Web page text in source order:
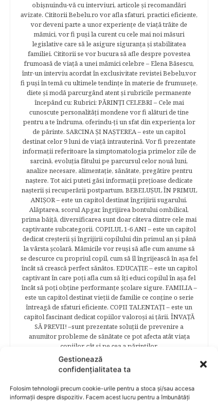
Gestionează
confidențialitatea ta
Folosim tehnologii precum cookie-urile pentru a stoca și/sau accesa
informații despre dispozitiv. Facem acest lucru pentru a îmbunătăți
obişnuindu-vă cu interviuri, articole şi recomandări
avizate. Cititorii Bebelu.ro vor afla sfaturi, practici eficiente,
vor deveni parte a unor experienţe de viaţă trăite de
mămici, vor fi puşi la curent cu cele mai noi măsuri
legislative care să le asigure siguranţa şi stabilitatea
familiei. Cititorii se vor bucura să afle despre povestea
frumoasă de viață a unei mămici celebre – Elena Băsescu,
într-un interviu acordat în exclusivitate revistei Bebelu,vor
fi puşi în temă cu ultimele tendinţe în materie de frumuseţe,
diete şi modă parcurgând atent şi rubricile permanente
începând cu: Rubrici: PĂRINŢI CELEBRI – Cele mai
cunoscute personalităţi mondene vor fi alături de tine
pentru a te îndruma, oferindu-ţi un sfat din experienţa lor
de părinte. SARCINA ŞI NAŞTEREA – este un capitol
destinat celor 9 luni de viaţă intrauterină. Vor fi prezentate
informaţii referitoare la simptomatologia primelor zile de
sarcină, evoluţia fătului pe parcursul celor nouă luni,
analize necesare, alimentaţie, sănătate, pregătire pentru
naştere. Tot aici puteti găsi informaţii preţioase dedicate
naşterii şi recuperării postpartum. BEBELUŞUL ÎN PRIMUL
ANIŞOR – este un capitol destinat îngrijirii sugarului.
Alăptarea, scorul Apgar, îngrijirea bontului ombilical,
prima băiţă, diversificarea sunt doar câteva dintre cele mai
captivante subcategorii. COPILUL 1-6 ANI – este un capitol
dedicat creşterii şi îngrijirii copilului din primul an şi până
la vârsta şcolară. Mămicile vor reuşi să afle cum anume să
se descurce cu propriul copil, cum să îl îngrijească în aşa fel
încât să crească perfect sănătos. EDUCAŢIE – este un capitol
captivant în care poţi afla cum să îţi educi copilul în aşa fel
încât să poţi obţine performanţe şcolare sigure. FAMILIA –
este un capitol destinat vieţii de familie ce conţine o serie
întreagă de sfaturi eficiente. COPII TALENTAŢI – este un
capitol fascinant dedicat copiilor valoroși ai țării. ÎNVAŢĂ
SĂ PREVII! –sunt prezentate soluţii de prevenire a
anumitor probleme de sănătate ce pot afecta atât viaţa
copiilor, cât şi pe cea a părinţilor.
RELATED POSTS